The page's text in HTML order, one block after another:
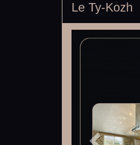
Le Ty-Kozh